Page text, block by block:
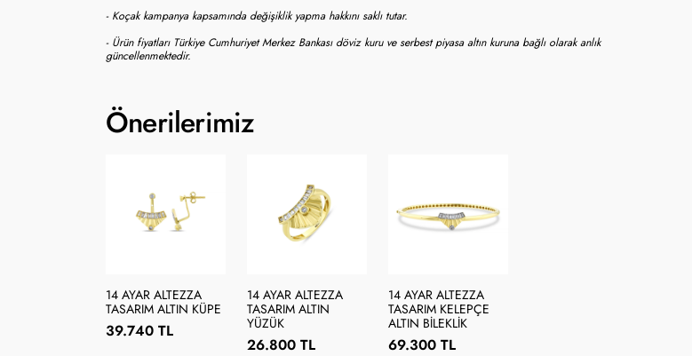
- Koçak kampanya kapsamında değişiklik yapma hakkını saklı tutar.
- Ürün fiyatları Türkiye Cumhuriyet Merkez Bankası döviz kuru ve serbest piyasa altın kuruna bağlı olarak anlık
güncellenmektedir.
Önerilerimiz
14 AYAR ALTEZZA
TASARIM ALTIN KÜPE
39.740 TL
14 AYAR ALTEZZA
TASARIM ALTIN
YÜZÜK
26.800 TL
14 AYAR ALTEZZA
TASARIM KELEPÇE
ALTIN BILEKLIK
69.300 TL